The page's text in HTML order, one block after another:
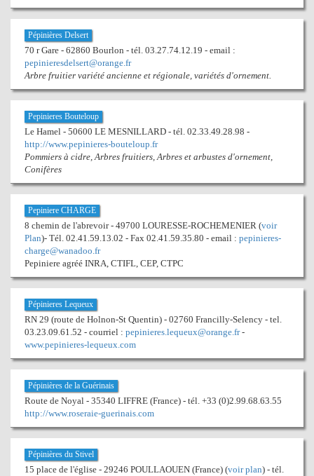
Pépinières Delsert
70 r Gare - 62860 Bourlon - tél. 03.27.74.12.19 - email :
pepinieresdelsert@orange.fr
Arbre fruitier variété ancienne et régionale, variétés d'ornement.
Pepinieres Bouteloup
Le Hamel - 50600 LE MESNILLARD - tél. 02.33.49.28.98 -
http://www.pepinieres-bouteloup.fr
Pommiers à cidre, Arbres fruitiers, Arbres et arbustes d'ornement,
Conifères
Pepiniere CHARGE
8 chemin de l'abrevoir - 49700 LOURESSE-ROCHEMENIER (voir
Plan)- Tél. 02.41.59.13.02 - Fax 02.41.59.35.80 - email : pepinieres-
charge@wanadoo.fr
Pepiniere agréé INRA, CTIFL, CEP, CTPC
Pépinieres Lequeux
RN 29 (route de Holnon-St Quentin) - 02760 Francilly-Selency - tel.
03.23.09.61.52 - courriel : pepinieres.lequeux@orange.fr-
www.pepinieres-lequeux.com
Pépinières de la Guérinais
Route de Noyal - 35340 LIFFRE (France) - tél. +33 (0)2.99.68.63.55
http://www.roseraie-guerinais.com
Pépinières du Stivel
15 place de l'église - 29246 POULLAOUEN (France) (voir plan) - tél.